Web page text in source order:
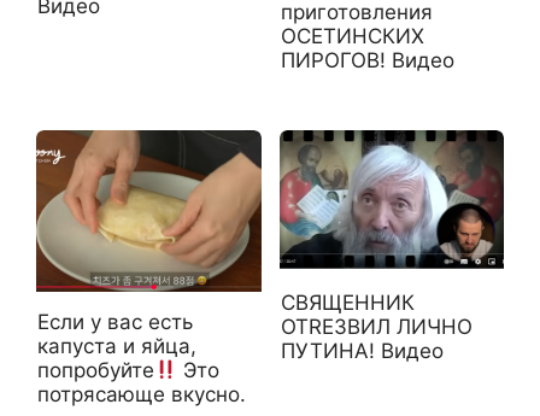
Видео
приготовления
ОСЕТИНСКИХ
ПИРОГОВ! Видео
Если у вас есть
капуста и яйца,
попробуйте
Это
потрясающе вкусно.
СВЯЩЕННИК
ОТRЕЗВИЛ ЛИЧНО
ПУТИНА! Видео